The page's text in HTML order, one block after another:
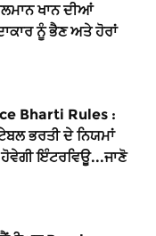
ਖਾਨ ਦੀਆਂ
ਨੂੰ ਭੈਣ ਅਤੇ ਹੋਰਾਂ
Bharti Rules :
ਭਰਤੀ ਦੇ ਨਿਯਮਾਂ
ਇੰਟਰਵਿਊ...ਜਾਣੋ